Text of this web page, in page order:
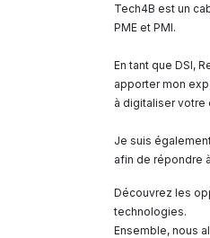
Tech4B est un
PME et PMI.
En tant que DSI,
apporter mon
à digitaliser votre
Je suis
afin de répondre
Découvrez les
technologies.
Ensemble, nous